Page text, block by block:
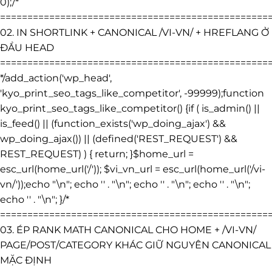
02. IN SHORTLINK + CANONICAL /VI-VN/ + HREFLANG Ở
ĐẦU HEAD
*/add_action('wp_head',
'kyo_print_seo_tags_like_competitor', -99999);function
kyo_print_seo_tags_like_competitor() {if ( is_admin() ||
is_feed() || (function_exists('wp_doing_ajax') &&
wp_doing_ajax()) || (defined('REST_REQUEST') &&
REST_REQUEST) ) { return; }$home_url =
esc_url(home_url('/')); $vi_vn_url = esc_url(home_url('/vi-
vn/'));echo "\n"; echo '' . "\n"; echo '' . "\n"; echo '' . "\n";
echo '' . "\n"; }/*
03. ÉP RANK MATH CANONICAL CHO HOME + /VI-VN/
PAGE/POST/CATEGORY KHÁC GIỮ NGUYÊN CANONICAL
MẶC ĐỊNH